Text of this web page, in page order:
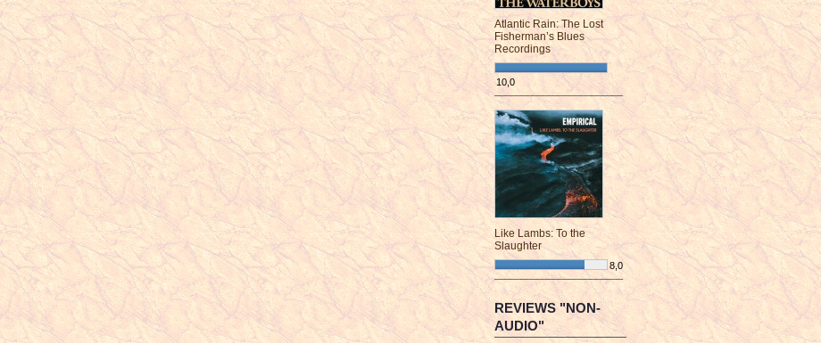
Atlantic Rain: The Lost
Fisherman’s Blues
Recordings
10,0
¯¯¯¯¯¯¯¯¯¯¯¯¯¯¯¯¯¯¯¯¯¯¯¯
Like Lambs: To the
Slaughter
8,0
¯¯¯¯¯¯¯¯¯¯¯¯¯¯¯¯¯¯¯¯¯¯¯¯
REVIEWS "NON-
AUDIO"